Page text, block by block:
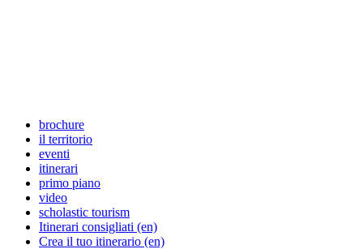
brochure
il territorio
eventi
itinerari
primo piano
video
scholastic tourism
Itinerari consigliati (en)
Crea il tuo itinerario (en)